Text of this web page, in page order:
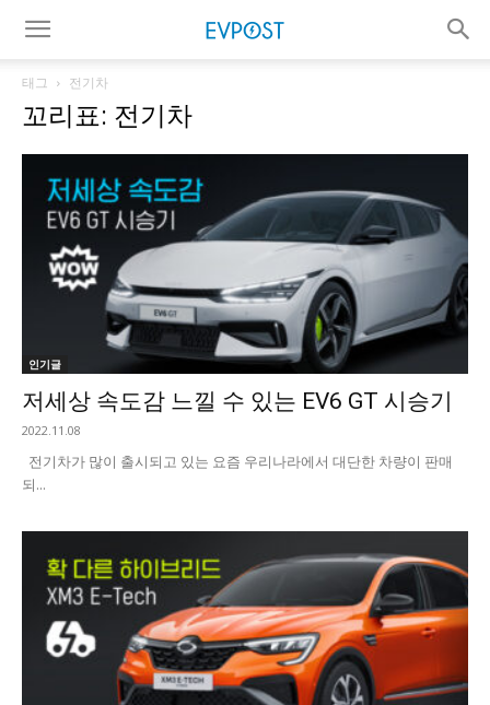
태그 전기차
꼬리표: 전기차
인기글
저세상 속도감 느낄 수 있는 EV6 GT 시승기
2022.11.08
전기차가 많이 출시되고 있는 요즘 우리나라에서 대단한 차량이 판매
되...